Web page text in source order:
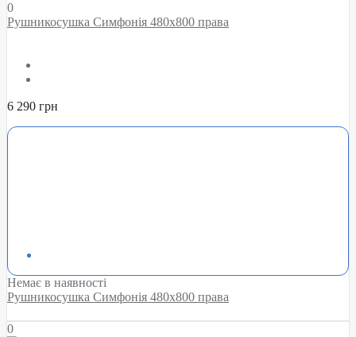
0
Рушникосушка Симфонія 480х800 права
6 290 грн
Немає в наявності
Рушникосушка Симфонія 480х800 права
0